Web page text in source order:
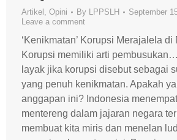
Artikel Opini By LPPSLH
September
Leave a comment
‘Kenikmatan’ Korupsi Merajalela di
Korupsi memiliki arti
layak jika korupsi disebut sebagai
yang penuh kenikmatan. Apakah
anggapan ini? Indonesia
mentereng dalam jajaran negara
membuat kita miris dan menelan